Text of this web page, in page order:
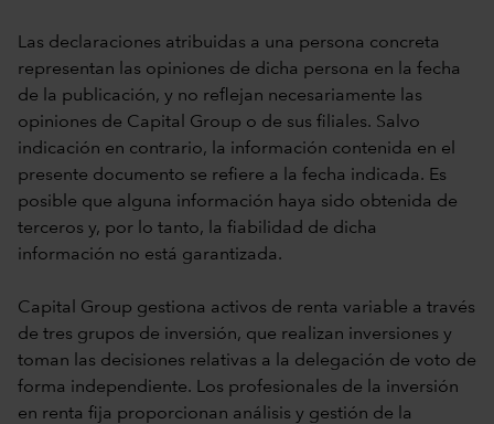
Las declaraciones atribuidas a una persona concreta
representan las opiniones de dicha persona en la fecha
de la publicación, y no reflejan necesariamente las
opiniones de Capital Group o de sus filiales. Salvo
indicación en contrario, la información contenida en el
presente documento se refiere a la fecha indicada. Es
posible que alguna información haya sido obtenida de
terceros y, por lo tanto, la fiabilidad de dicha
información no está garantizada.
Capital Group gestiona activos de renta variable a través
de tres grupos de inversión, que realizan inversiones y
toman las decisiones relativas a la delegación de voto de
forma independiente. Los profesionales de la inversión
en renta fija proporcionan análisis y gestión de la